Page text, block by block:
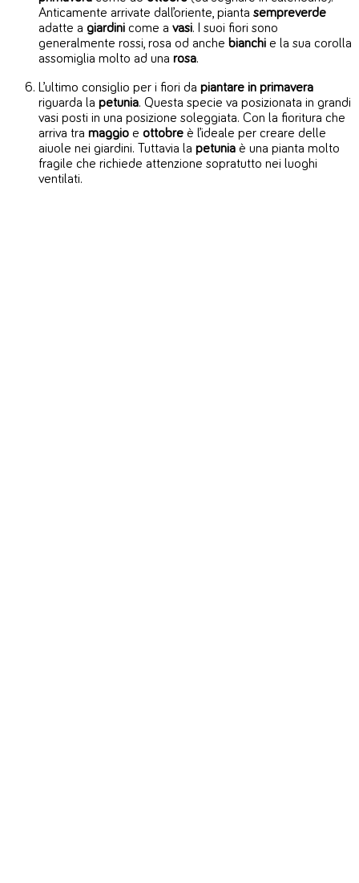
Anticamente arrivate dall’oriente, pianta sempreverde
adatte a giardini come a vasi. I suoi fiori sono
generalmente rossi, rosa od anche bianchi e la sua corolla
assomiglia molto ad una rosa.
L’ultimo consiglio per i fiori da piantare in primavera
riguarda la petunia. Questa specie va posizionata in grandi
vasi posti in una posizione soleggiata. Con la fioritura che
arriva tra maggio e ottobre è l’ideale per creare delle
aiuole nei giardini. Tuttavia la petunia è una pianta molto
fragile che richiede attenzione sopratutto nei luoghi
ventilati.